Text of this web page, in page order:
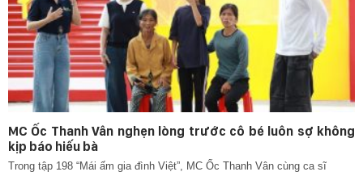
MC Ốc Thanh Vân nghẹn lòng trước cô bé luôn sợ không
kịp báo hiếu bà
Trong tập 198 “Mái ấm gia đình Việt”, MC Ốc Thanh Vân cùng ca sĩ